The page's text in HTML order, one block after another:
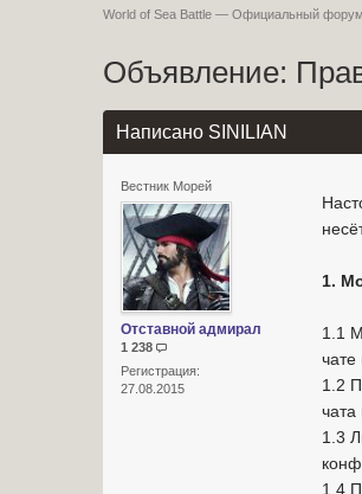
World of Sea Battle — Официальный
Объявление:
Написано SINILIAN
Вестник Морей
Отставной адмирал
1 238
Регистрация:
27.08.2015
1.
1.1
1.2
1.3
1.4